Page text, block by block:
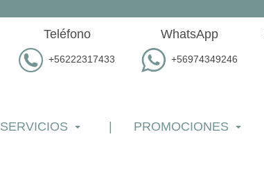
Teléfono
+56222317433
WhatsApp
+56974349246
SERVICIOS PROMOCIONES